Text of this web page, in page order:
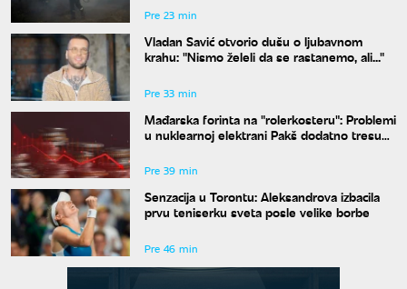
Pre 23 min
Vladan Savić otvorio dušu o ljubavnom
krahu: "Nismo želeli da se rastanemo, ali..."
Pre 33 min
Mađarska forinta na "rolerkosteru": Problemi
u nuklearnoj elektrani Pakš dodatno tresu
Pre 39 min
Senzacija u Torontu: Aleksandrova izbacila
prvu teniserku sveta posle velike borbe
Pre 46 min